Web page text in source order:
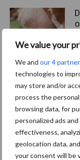
We value your
We and our 4
technologies to
may store and/or
process the
browsing data, for
personalized ads
effectiveness,
geolocation data,
your consent will be
Themapagina's